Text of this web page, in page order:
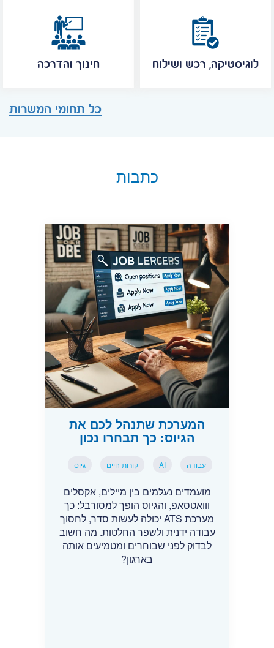
חינוך והדרכה לוגיסטיקה, רכש ושילוח
כל תחומי המשרות
כתבות
המערכת שתנהל לכם את
הגיוס: כך תבחרו נכון
עבודה AI קורות חיים גיוס
מועמדים נעלמים בין מיילים, אקסלים
ווואטסאפ, והגיוס הופך למסורבל: כך
מערכת ATS יכולה לעשות סדר, לחסוך
עבודה ידנית ולשפר החלטות. מה חשוב
לבדוק לפני שבוחרים ומטמיעים אותה
בארגון?